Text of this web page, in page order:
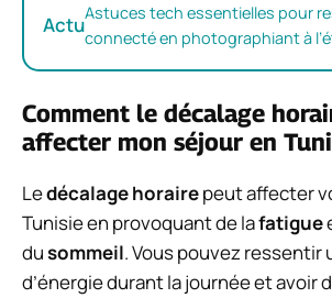
ActuAstuces tech essentielles pour
connecté en photographiant à
Comment le décalage
affecter mon séjour en
Ledécalage horairepeut affecter
Tunisie en provoquant de lafatigue
dusommeil. Vous pouvez ressentir
d’énergie durant la journée et avoir